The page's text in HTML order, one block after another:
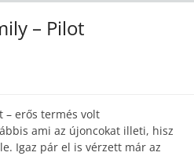
– Pilot
– erős termés volt
ami az újoncokat illeti, hisz
Igaz pár el is vérzett már az